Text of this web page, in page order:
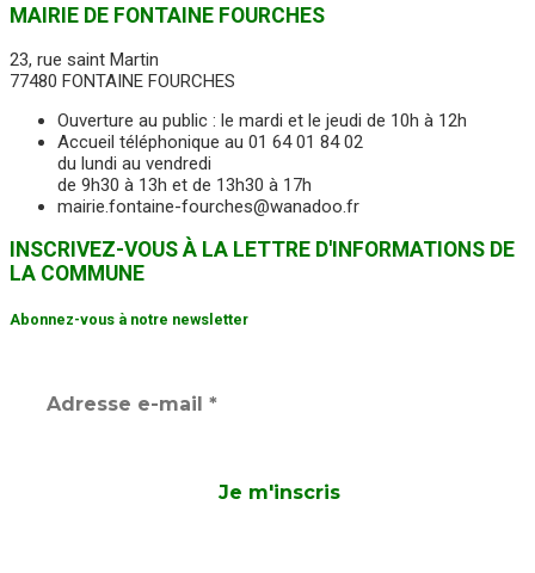
MAIRIE DE FONTAINE FOURCHES
23, rue saint Martin
77480 FONTAINE FOURCHES
Ouverture au public : le mardi et le jeudi de 10h à 12h
Accueil téléphonique au 01 64 01 84 02
du lundi au vendredi
de 9h30 à 13h et de 13h30 à 17h
mairie.fontaine-fourches@wanadoo.fr
INSCRIVEZ-VOUS À LA LETTRE D'INFORMATIONS DE
LA COMMUNE
Abonnez-vous à notre newsletter